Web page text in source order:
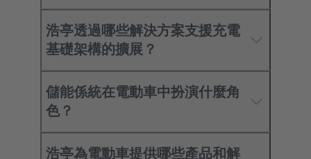
浩亭透過哪些解決方案支援充電
基礎架構的擴展？
儲能係統在電動車中扮演什麼角
色？
浩亭為電動車提供哪些產品和解